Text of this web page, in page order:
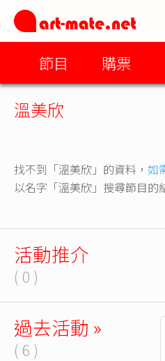
節目 購票
溫美欣
找不到「溫美欣」的資料， 如
以名字「溫美欣」搜尋節目的
活動推介
( 0 )
過去活動 »
( 6 )